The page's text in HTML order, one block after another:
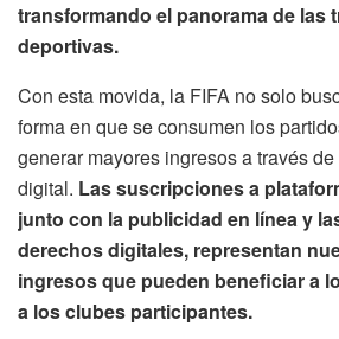
transformando el panorama de las
deportivas.
Con esta movida, la FIFA no solo
forma en que se consumen los
generar mayores ingresos a través
digital. Las suscripciones a
junto con la publicidad en línea y
derechos digitales, representan
ingresos que pueden beneficiar a
a los clubes participantes.